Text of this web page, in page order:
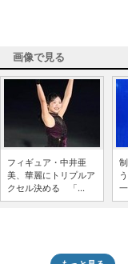
画像で見る
フィギュア・中井亜
美、華麗にトリプルア
クセル決める 「...